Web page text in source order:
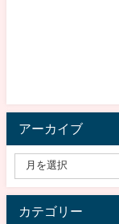
アーカイブ
カテゴリー